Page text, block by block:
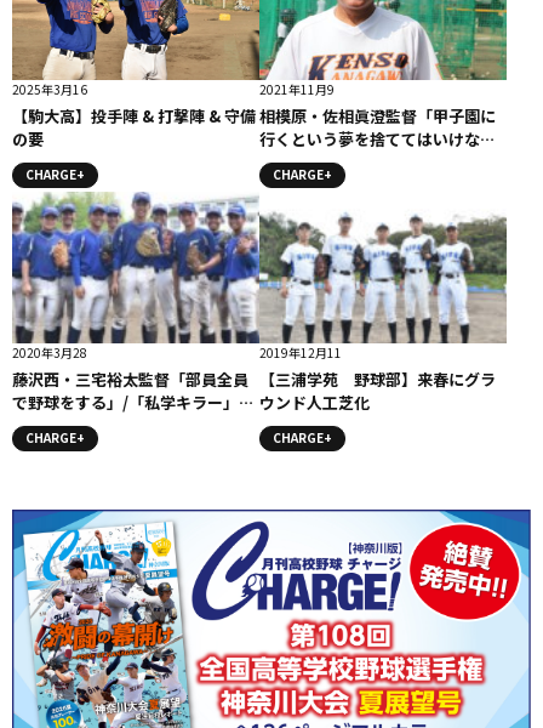
2025年3月16
【駒大高】投手陣 & 打撃陣 & 守備
の要
CHARGE+
2021年11月9
相模原・佐相眞澄監督「甲子園に
行くという夢を捨ててはいけな
い」 #相模原
CHARGE+
2020年3月28
藤沢西・三宅裕太監督「部員全員
で野球をする」/「私学キラー」監
督コメント
CHARGE+
2019年12月11
【三浦学苑 野球部】来春にグラ
ウンド人工芝化
CHARGE+